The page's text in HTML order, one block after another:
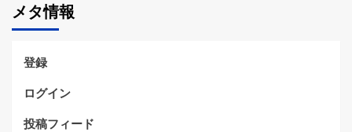
リ
ー
メタ情報
登録
ログイン
投稿フィード